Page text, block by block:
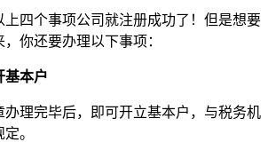
四个事项公司就注册成功了！但是想要
你还要办理以下事项：
基本户
理完毕后，即可开立基本户，与税务机
。